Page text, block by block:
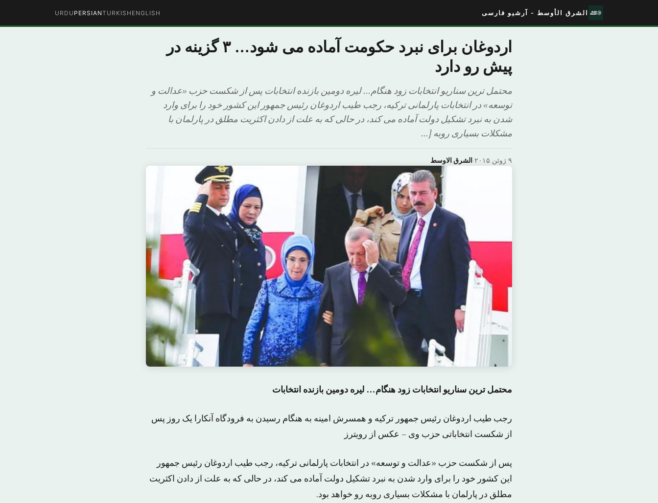
الشرق الأوسط - آرشیو فارسی ENGLISH
TURKISH
PERSIAN
URDU
اردوغان برای نبرد حکومت آماده می شود… ۳ گزینه در
پیش رو دارد
محتمل ترین سناریو انتخابات زود هنگام… لیره دومین بازنده انتخابات پس از شکست حزب «عدالت و
توسعه» در انتخابات پارلمانی ترکیه، رجب طیب اردوغان رئیس جمهور این کشور خود را برای وارد
شدن به نبرد تشکیل دولت آماده می کند، در حالی که به علت از دادن اکثریت مطلق در پارلمان با
مشکلات بسیاری روبه […
الشرق الاوسط· ۹ ژوئن ۲۰۱۵
محتمل ترین سناریو انتخابات زود هنگام… لیره دومین بازنده انتخابات
رجب طیب اردوغان رئیس جمهور ترکیه و همسرش امینه به هنگام رسیدن به فرودگاه آنکارا یک روز پس
از شکست انتخاباتی حزب وی – عکس از رویترز
پس از شکست حزب «عدالت و توسعه» در انتخابات پارلمانی ترکیه، رجب طیب اردوغان رئیس جمهور
این کشور خود را برای وارد شدن به نبرد تشکیل دولت آماده می کند، در حالی که به علت از دادن اکثریت
مطلق در پارلمان با مشکلات بسیاری روبه رو خواهد بود.